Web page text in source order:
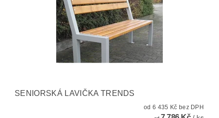
SENIORSKÁ LAVIČKA TRENDS
od 6 435 Kč bez DPH